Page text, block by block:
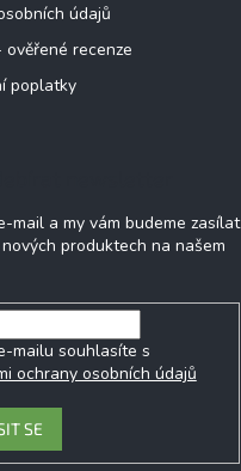
údajů
recenze
poplatky
mail a my vám budeme zasílat
produktech na našem
mailu souhlasíte s
ochrany osobních údajů
SE